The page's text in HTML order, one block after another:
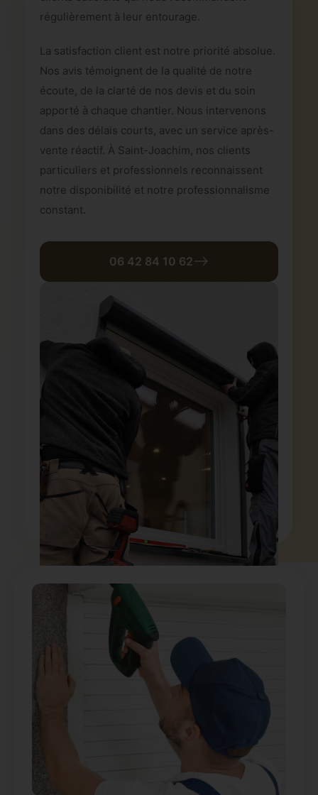
régulièrement à leur entourage.
La satisfaction client est notre priorité absolue.
Nos avis témoignent de la qualité de notre
écoute, de la clarté de nos devis et du soin
apporté à chaque chantier. Nous intervenons
dans des délais courts, avec un service après-
vente réactif. À Saint-Joachim, nos clients
particuliers et professionnels reconnaissent
notre disponibilité et notre professionnalisme
constant.
06 42 84 10 62